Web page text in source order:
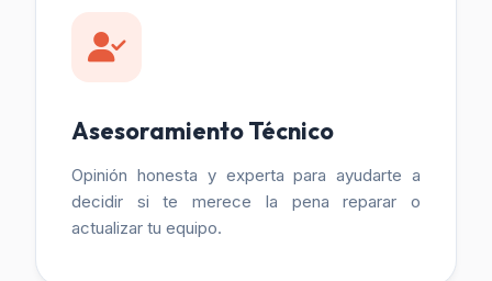
Asesoramiento Técnico
Opinión honesta y experta para ayudarte a
decidir si te merece la pena reparar o
actualizar tu equipo.